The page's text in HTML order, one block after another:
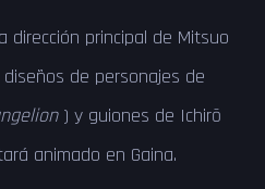
dirección principal de Mitsuo
de personajes de
) y guiones de Ichirō
animado en Gaina.